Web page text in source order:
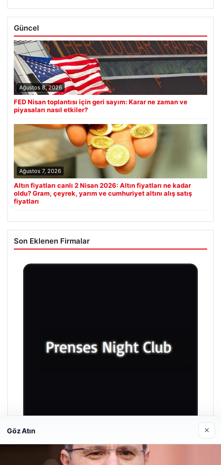
Güncel
Ağustos 8, 2026
FED Nisan toplantısı için geri sayım: Karar ne zaman ve
piyasaları nasıl etkiler?
Ağustos 7, 2026
Altın fiyatları canlı 2 Nisan 2026: Altın fiyatları ne kadar
oldu? Gram, çeyrek, yarım ve cumhuriyet altını alış satış
fiyatları
Son Eklenen Firmalar
Prenses Night Club
Göz Atın ×